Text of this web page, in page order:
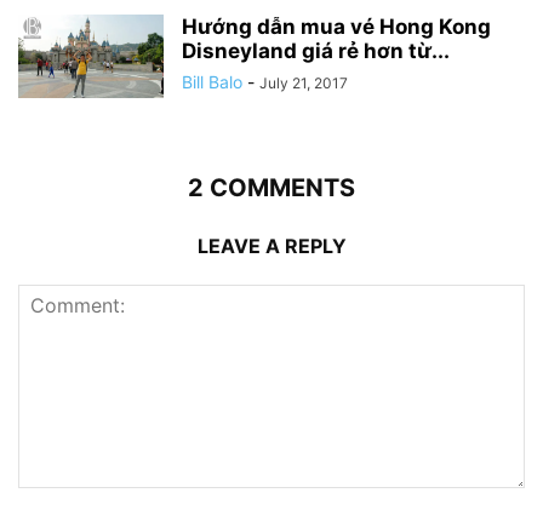
Hướng dẫn mua vé Hong Kong
Disneyland giá rẻ hơn từ...
Bill Balo - July 21, 2017
2 COMMENTS
LEAVE A REPLY